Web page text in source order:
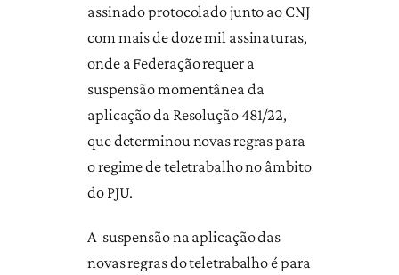
assinado protocolado junto ao CNJ
com mais de doze mil assinaturas,
onde a Federação requer a
suspensão momentânea da
aplicação da Resolução 481/22,
que determinou novas regras para
o regime de teletrabalho no âmbito
do PJU.
A suspensão na aplicação das
novas regras do teletrabalho é para